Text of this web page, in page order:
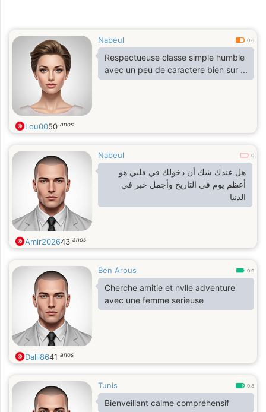
Nabeul 0.6
Respectueuse classe simple humble
avec un peu de caractere bien sur ...
Lou0050 anos
Nabeul 0
هل عندك شك أن دخولك في قلبي هو
أعظم يوم في التاريخ وأجمل خبر في
الدنيا
Amir202643 anos
Ben Arous 0.9
Cherche amitie et nvlle adventure
avec une femme serieuse
Dalii8641 anos
Tunis 0.8
Bienveillant calme compréhensif